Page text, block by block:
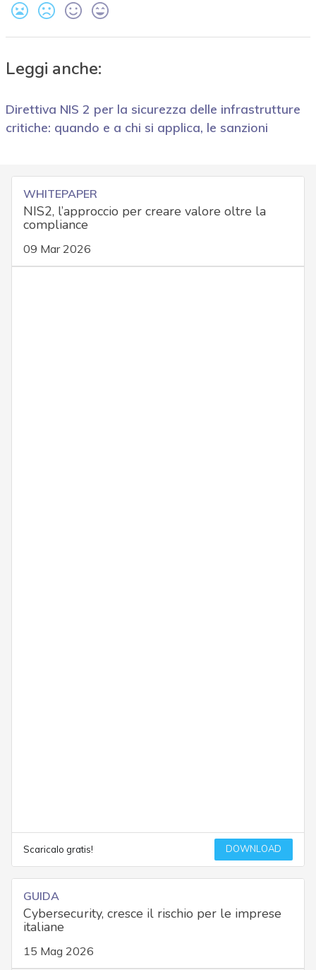
Leggi anche:
Direttiva NIS 2 per la sicurezza delle infrastrutture
critiche: quando e a chi si applica, le sanzioni
WHITEPAPER
NIS2, l’approccio per creare valore oltre la
compliance
09 Mar 2026
Scaricalo gratis! DOWNLOAD
GUIDA
Cybersecurity, cresce il rischio per le imprese
italiane
15 Mag 2026